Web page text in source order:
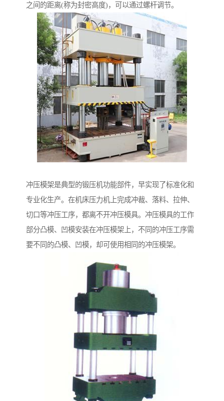
之间的距离(称为封密高度)，可以通过螺杆调节。
冲压模架是典型的锻压机功能部件，早实现了标准化和
专业化生产。在机床压力机上完成冲裁、落料、拉伸、
切口等冲压工序，都离不开冲压模具。冲压模具的工作
部分凸模、凹模安装在冲压模架上，不同的冲压工序需
要不同的凸模、凹模，却可使用相同的冲压模架。